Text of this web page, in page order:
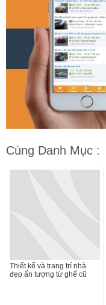
Cùng Danh Mục :
Thiết kế và trang trí nhà
đẹp ấn tượng từ ghế cũ